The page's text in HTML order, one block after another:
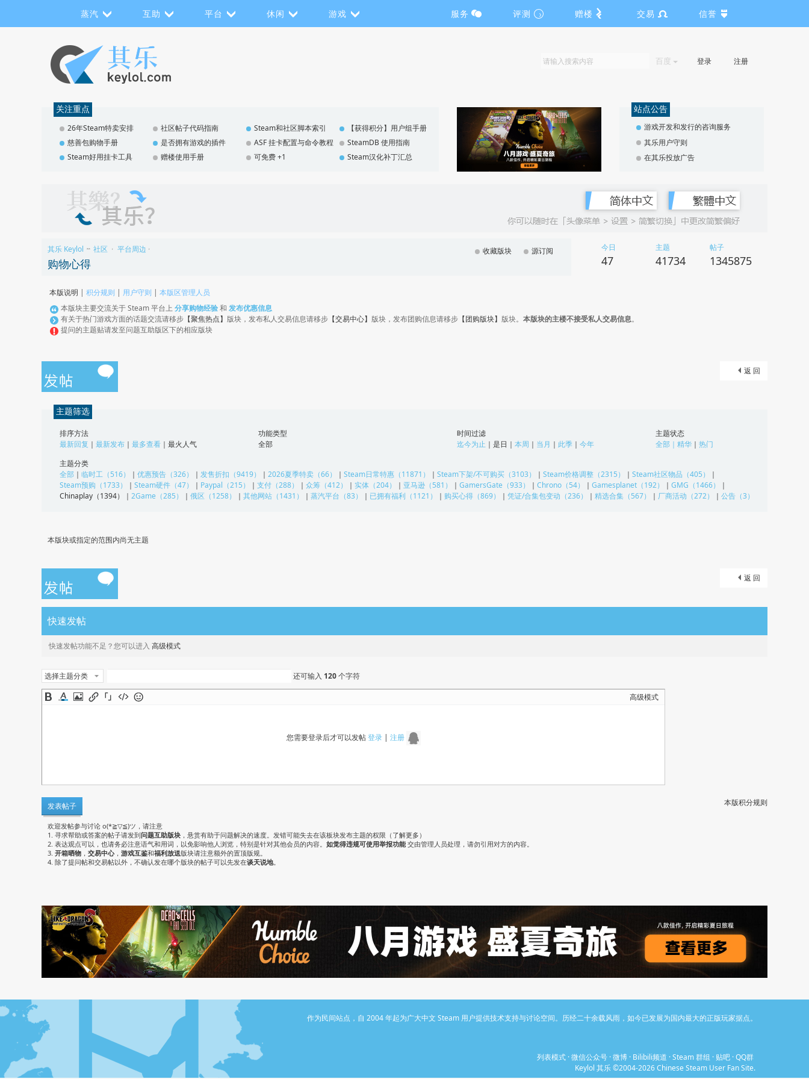
蒸汽 互助 平台 休闲 游戏 服务 评测 赠楼 交易 信誉
百度 登录 注册
关注重点
26年Steam特卖安排 社区帖子代码指南 Steam和社区脚本索引
【获得积分】用户组手册
慈善包购物手册
是否拥有游戏的插件 ASF 挂卡配置与命令教程
SteamDB 使用指南
Steam好用挂卡工具
赠楼使用手册 可免费 +1 Steam汉化补丁汇总
站点公告
游戏开发和发行的咨询服务
其乐用户守则
在其乐投放广告
其乐 Keylol >> 社区 › 平台周边 ›
购物心得
收藏版块 源订阅 今日
47
主题
41734
帖子
1345875
本版说明 | 积分规则 | 用户守则 | 本版区管理人员
本版块主要交流关于 Steam 平台上 分享购物经验和 发布优惠信息
有关于热门游戏方面的话题交流请移步 【聚焦热点】 版块，发布私人交易信息请移步 【交易中心】 版块，发布团购信息请移步 【团购版块】 版块。 本版块的主楼不接受私人交易信息。
提问的主题贴请发至问题互助版区下的相应版块
返 回
主题筛选
排序方法
最新回复 ｜ 最新发布 ｜ 最多查看 ｜ 最火人气
功能类型
全部
时间过滤
迄今为止 ｜ 是日 ｜ 本周 ｜ 当月 ｜ 此季 ｜ 今年
主题状态
全部 ｜ 精华 ｜ 热门
主题分类
全部 ｜ 临时工（516） ｜ 优惠预告（326） ｜ 发售折扣（9419） ｜ 2026夏季特卖（66） ｜ Steam日常特惠（11871） ｜ Steam下架/不可购买（3103） ｜ Steam价格调整（2315） ｜ Steam社区物品（405）
｜
Steam预购（1733）
｜ Steam硬件（47） ｜ Paypal（215） ｜ 支付（288） ｜ 众筹（412） ｜ 实体（204） ｜ 亚马逊（581） ｜ GamersGate（933） ｜ Chrono（54） ｜ Gamesplanet（192） ｜ GMG（1466）
｜
Chinaplay（1394）
｜ 2Game（285） ｜ 俄区（1258） ｜ 其他网站（1431） ｜ 蒸汽平台（83） ｜ 已拥有福利（1121） ｜ 购买心得（869） ｜ 凭证/合集包变动（236） ｜ 精选合集（567） ｜ 厂商活动（272） ｜ 公告（3）
本版块或指定的范围内尚无主题
返 回
快速发帖
快速发帖功能不足？您可以进入 高级模式
选择主题分类 还可输入 120个字符
高级模式
您需要登录后才可以发帖登录| 注册
本版积分规则
发表帖子
欢迎发帖参与讨论 o(*≧▽≦)ツ，请注意
1. 寻求帮助或答案的帖子请发到问题互助版块 ，悬赏有助于问题解决的速度。发错可能失去在该板块发布主题的权限（ 了解更多 ）
2. 表达观点可以，也请务必注意语气和用词，以免影响他人浏览，特别是针对其他会员的内容。 如觉得违规可使用举报功能 交由管理人员处理，请勿引用对方的内容。
3. 开箱晒物 ， 交易中心， 游戏互鉴和福利放送版块请注意额外的置顶版规。
4. 除了提问帖和交易帖以外，不确认发在哪个版块的帖子可以先发在谈天说地。
作为民间站点，自 2004 年起为广大中文 Steam 用户提供技术支持与讨论空间。历经二十余载风雨，如今已发展为国内最大的正版玩家据点。
列表模式 ·微信公众号 ·微博 · Bilibili频道 ·Steam 群组 · 贴吧 ·QQ群
Keylol 其乐 ©2004-2026 Chinese Steam User Fan Site.